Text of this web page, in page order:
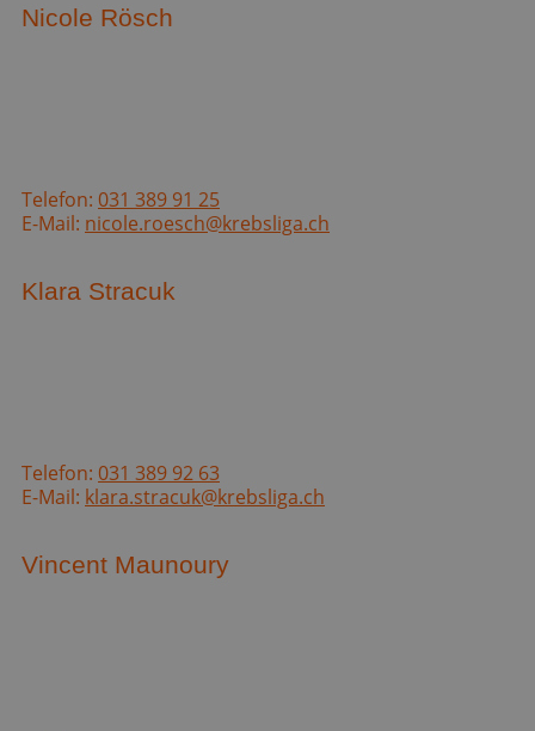
Nicole Rösch
Telefon: 031 389 91 25
E-Mail: nicole.roesch@krebsliga.ch
Klara Stracuk
Telefon: 031 389 92 63
E-Mail: klara.stracuk@krebsliga.ch
Vincent Maunoury